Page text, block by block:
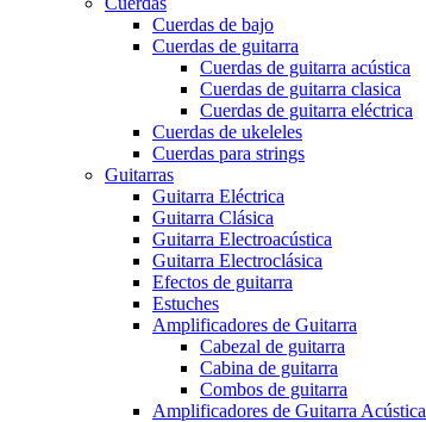
Cuerdas de bajo
Cuerdas de guitarra
Cuerdas de guitarra acústica
Cuerdas de guitarra clasica
Cuerdas de guitarra eléctrica
Cuerdas de ukeleles
Cuerdas para strings
Guitarras
Guitarra Eléctrica
Guitarra Clásica
Guitarra Electroacústica
Guitarra Electroclásica
Efectos de guitarra
Estuches
Amplificadores de Guitarra
Cabezal de guitarra
Cabina de guitarra
Combos de guitarra
Amplificadores de Guitarra Acústica